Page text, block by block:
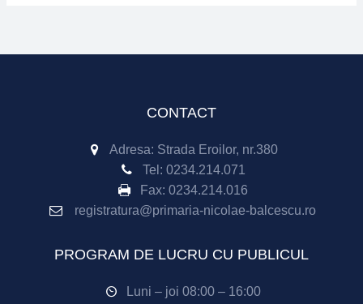
CONTACT
Adresa: Strada Eroilor, nr.380
Tel: 0234.214.071
Fax: 0234.214.016
registratura@primaria-nicolae-balcescu.ro
PROGRAM DE LUCRU CU PUBLICUL
Luni – joi 08:00 – 16:00